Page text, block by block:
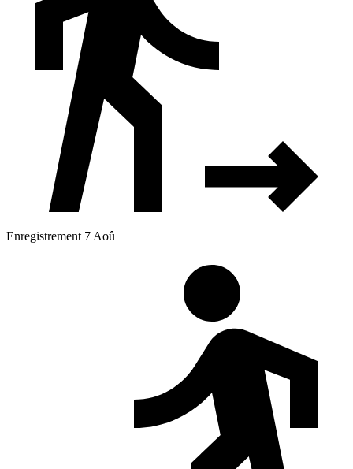
Enregistrement 7 Aoû